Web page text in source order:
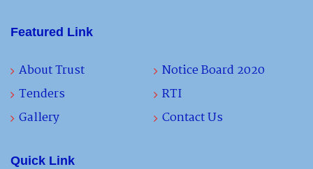
Featured Link
About Trust
Notice Board 2020
Tenders
RTI
Gallery
Contact Us
Quick Link